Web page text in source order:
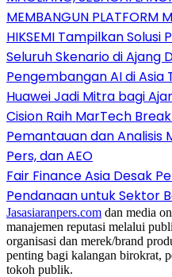
MEMBANGUN PLATFORM
HIKSEMI Tampilkan
Seluruh Skenario di Ajang
Pengembangan AI di Asia
Huawei Jadi Mitra bagi
Cision Raih MarTech
Pemantauan dan Analisis
Pers, dan AEO
Fair Finance Asia Desak
Pendanaan untuk Sektor
Jasasiaranpers.com dan media
manajemen reputasi melalui
organisasi dan merek/brand
penting bagi kalangan birokrat,
tokoh publik.